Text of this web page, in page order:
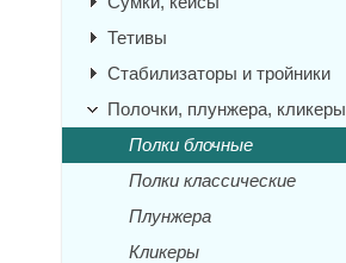
Тетивы
Стабилизаторы и тройники
Полочки, плунжера, кликеры
Полки блочные
Полки классические
Плунжера
Кликеры